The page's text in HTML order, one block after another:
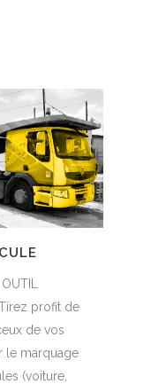
Tirez profit de
de vos
le marquage
(voiture,